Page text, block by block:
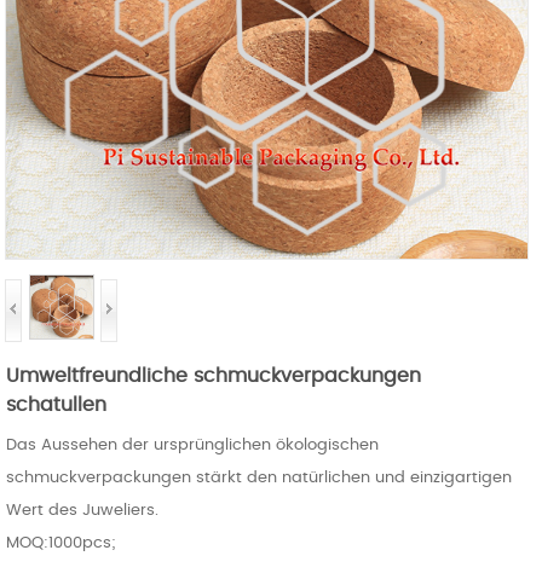
Umweltfreundliche schmuckverpackungen
schatullen
Das Aussehen der ursprünglichen ökologischen
schmuckverpackungen stärkt den natürlichen und einzigartigen
Wert des Juweliers.
MOQ:1000pcs;